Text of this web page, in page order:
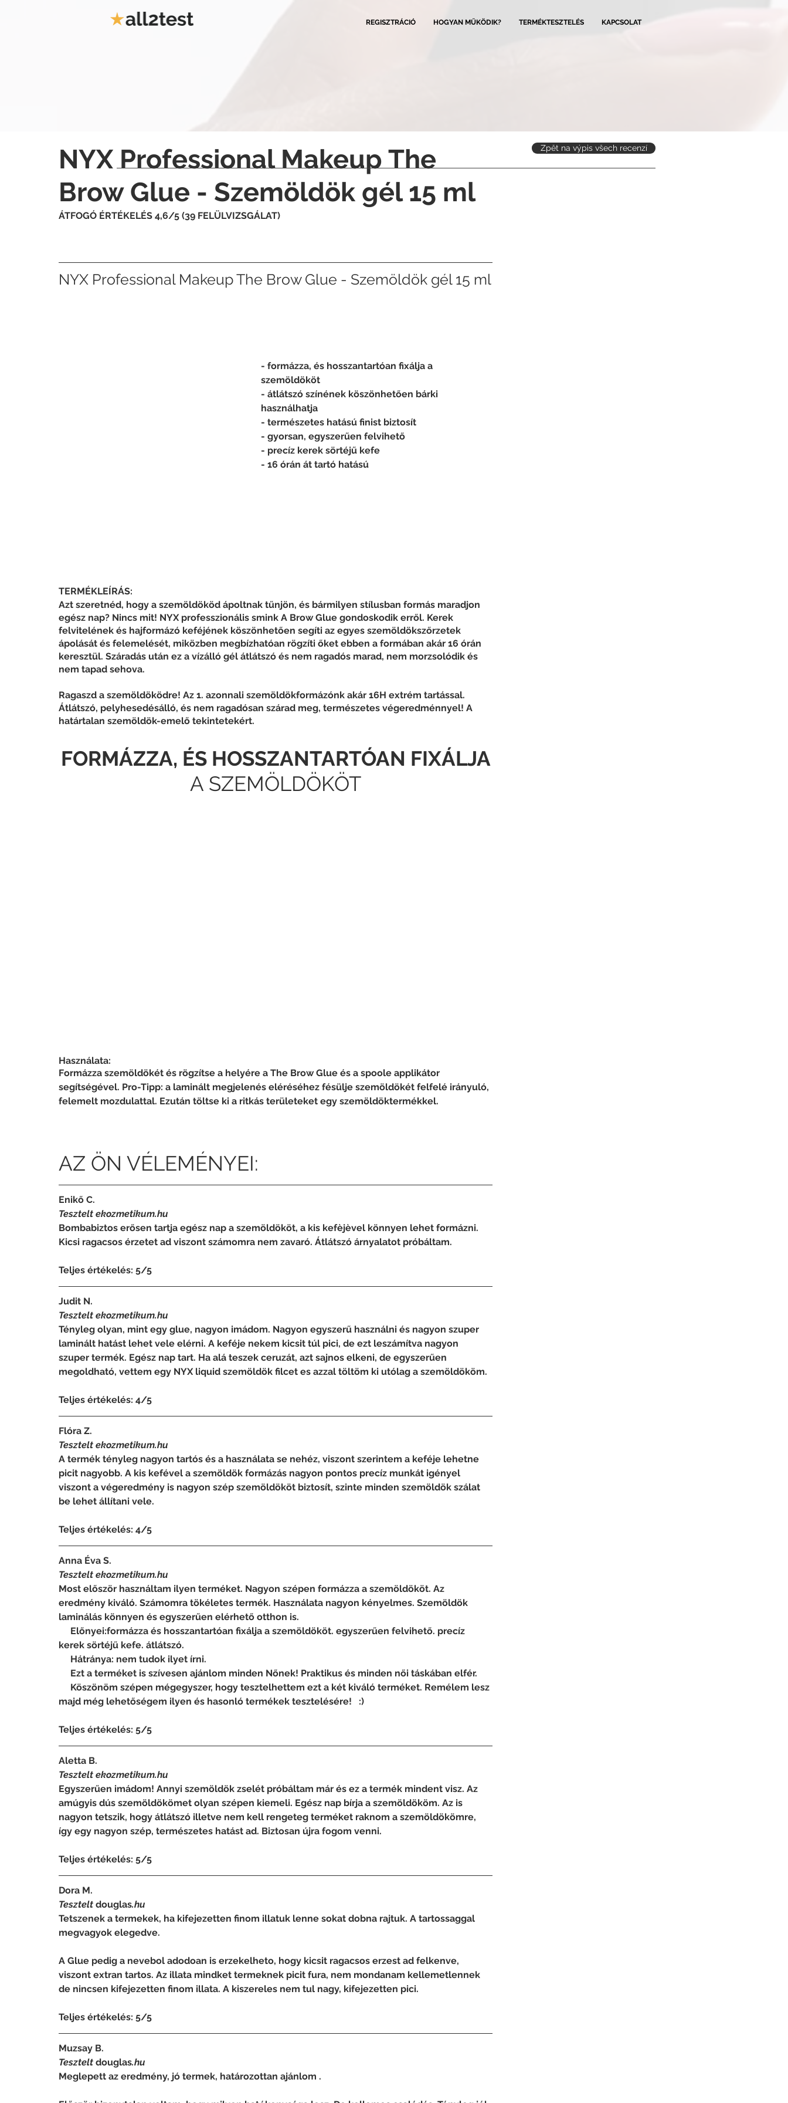
REGISZTRÁCIÓ HOGYAN MŰKÖDIK? TERMÉKTESZTELÉS KAPCSOLAT
NYX Professional Makeup The
Brow Glue - Szemöldök gél 15 ml
ÁTFOGÓ ÉRTÉKELÉS 4,6/5 (39 FELÜLVIZSGÁLAT)
NYX Professional Makeup The Brow Glue - Szemöldök gél 15 ml
- formázza, és hosszantartóan fixálja a
szemöldököt
- átlátszó színének köszönhetően bárki
használhatja
- természetes hatású finist biztosít
- gyorsan, egyszerűen felvihető
- precíz kerek sörtéjű kefe
- 16 órán át tartó hatású
TERMÉKLEÍRÁS:
Azt szeretnéd, hogy a szemöldököd ápoltnak tűnjön, és bármilyen stílusban formás maradjon
egész nap? Nincs mit! NYX professzionális smink A Brow Glue gondoskodik erről. Kerek
felvitelének és hajformázó keféjének köszönhetően segíti az egyes szemöldökszőrzetek
ápolását és felemelését, miközben megbízhatóan rögzíti őket ebben a formában akár 16 órán
keresztül. Száradás után ez a vízálló gél átlátszó és nem ragadós marad, nem morzsolódik és
nem tapad sehova.
​Ragaszd a szemöldöködre! Az 1. azonnali szemöldökformázónk akár 16H extrém tartással.
Átlátszó, pelyhesedésálló, és nem ragadósan szárad meg, természetes végeredménnyel! A
határtalan szemöldök-emelő tekintetekért.
FORMÁZZA, ÉS HOSSZANTARTÓAN FIXÁLJA
A SZEMÖLDÖKÖT
Használata:
Formázza szemöldökét és rögzítse a helyére a The Brow Glue és a spoole applikátor
segítségével. Pro-Tipp: a laminált megjelenés eléréséhez fésülje szemöldökét felfelé irányuló,
felemelt mozdulattal. Ezután töltse ki a ritkás területeket egy szemöldöktermékkel.
AZ ÖN VÉLEMÉNYEI:
Enikő C.
Tesztelt ekozmetikum.hu
Bombabiztos erősen tartja egész nap a szemöldököt, a kis kefèjèvel könnyen lehet formázni.
Kicsi ragacsos érzetet ad viszont számomra nem zavaró. Átlátszó árnyalatot próbáltam.
Teljes értékelés: 5/5
Judit N.
Tesztelt ekozmetikum.hu
Tényleg olyan, mint egy glue, nagyon imádom. Nagyon egyszerű használni és nagyon szuper
laminált hatást lehet vele elérni. A keféje nekem kicsit túl pici, de ezt leszámítva nagyon
szuper termék. Egész nap tart. Ha alá teszek ceruzát, azt sajnos elkeni, de egyszerűen
megoldható, vettem egy NYX liquid szemöldök filcet es azzal töltöm ki utólag a szemöldököm.
Teljes értékelés: 4/5
Flóra Z.
Tesztelt ekozmetikum.hu
A termék tényleg nagyon tartós és a használata se nehéz, viszont szerintem a keféje lehetne
picit nagyobb. A kis kefével a szemöldök formázás nagyon pontos precíz munkát igényel
viszont a végeredmény is nagyon szép szemöldököt biztosít, szinte minden szemöldök szálat
be lehet állítani vele.
Teljes értékelés: 4/5
Anna Éva S.
Tesztelt ekozmetikum.hu
Most először használtam ilyen terméket. Nagyon szépen formázza a szemöldököt. Az
eredmény kiváló. Számomra tökéletes termék. Használata nagyon kényelmes. Szemöldök
laminálás könnyen és egyszerűen elérhető otthon is.
kerek sörtéjű kefe. átlátszó.
     Hátránya: nem tudok ilyet írni.
     Ezt a terméket is szívesen ajánlom minden Nőnek! Praktikus és minden női táskában elfér.
majd még lehetőségem ilyen és hasonló termékek tesztelésére!   :)
Teljes értékelés: 5/5
Aletta B.
Tesztelt ekozmetikum.hu
Egyszerűen imádom! Annyi szemöldök zselét próbáltam már és ez a termék mindent visz. Az
amúgyis dús szemöldökömet olyan szépen kiemeli. Egész nap bírja a szemöldököm. Az is
nagyon tetszik, hogy átlátszó illetve nem kell rengeteg terméket raknom a szemöldökömre,
így egy nagyon szép, természetes hatást ad. Biztosan újra fogom venni.
Teljes értékelés: 5/5
Dora M.
Tesztelt douglas.hu
Tetszenek a termekek, ha kifejezetten finom illatuk lenne sokat dobna rajtuk. A tartossaggal
megvagyok elegedve.
A Glue pedig a nevebol adodoan is erzekelheto, hogy kicsit ragacsos erzest ad felkenve,
viszont extran tartos. Az illata mindket termeknek picit fura, nem mondanam kellemetlennek
de nincsen kifejezetten finom illata. A kiszereles nem tul nagy, kifejezetten pici.
Teljes értékelés: 5/5
Muzsay B.
Tesztelt douglas.hu
Meglepett az eredmény, jó termek, határozottan ajánlom .
Zpět na výpis všech recenzí